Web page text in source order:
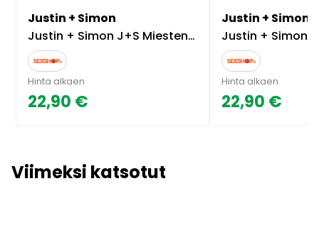
Justin + Simon
Justin + Simon J+S Miesten Turkoosit Tangat
Hinta alkaen
22,90 €
Justin + Simon
Justin + Simon J+S
Hinta alkaen
22,90 €
Viimeksi katsotut